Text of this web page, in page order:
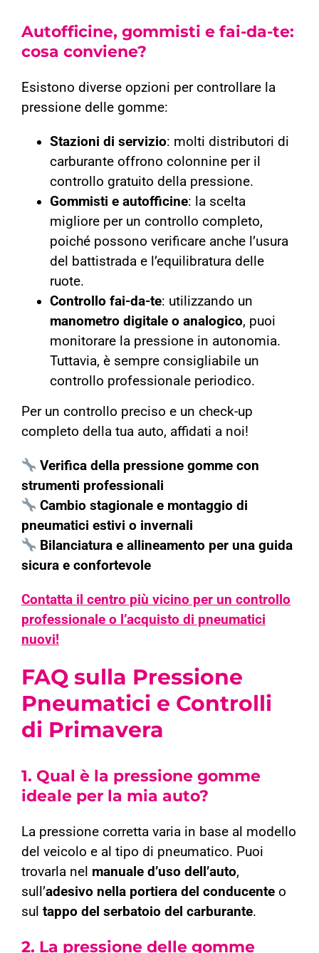
Autofficine, gommisti e fai-da-te:
cosa conviene?
Esistono diverse opzioni per controllare la
pressione delle gomme:
Stazioni di servizio: molti distributori di
carburante offrono colonnine per il
controllo gratuito della pressione.
Gommisti e autofficine: la scelta
migliore per un controllo completo,
poiché possono verificare anche l’usura
del battistrada e l’equilibratura delle
ruote.
Controllo fai-da-te: utilizzando un
manometro digitale o analogico, puoi
monitorare la pressione in autonomia.
Tuttavia, è sempre consigliabile un
controllo professionale periodico.
Per un controllo preciso e un check-up
completo della tua auto, affidati a noi!
Verifica della pressione gomme con
strumenti professionali
Cambio stagionale e montaggio di
pneumatici estivi o invernali
Bilanciatura e allineamento per una guida
sicura e confortevole
Contatta il centro più vicino per un controllo
professionale o l’acquisto di pneumatici
nuovi!
FAQ sulla Pressione
Pneumatici e Controlli
di Primavera
1. Qual è la pressione gomme
ideale per la mia auto?
La pressione corretta varia in base al modello
del veicolo e al tipo di pneumatico. Puoi
trovarla nel manuale d’uso dell’auto,
sull’adesivo nella portiera del conducenteo
sul tappo del serbatoio del carburante.
2. La pressione delle gomme